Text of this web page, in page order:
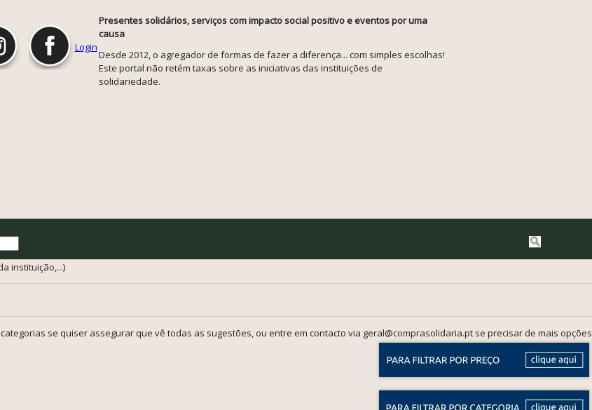
Login
Presentes solidários, serviços com impacto social positivo e eventos por uma
causa
Desde 2012, o agregador de formas de fazer a diferença... com simples escolhas!
Este portal não retém taxas sobre as iniciativas das instituições de
solidariedade.
instituição,...)
se quiser assegurar que vê todas as sugestões, ou entre em contacto via geral@comprasolidaria.pt se precisar de mais opções